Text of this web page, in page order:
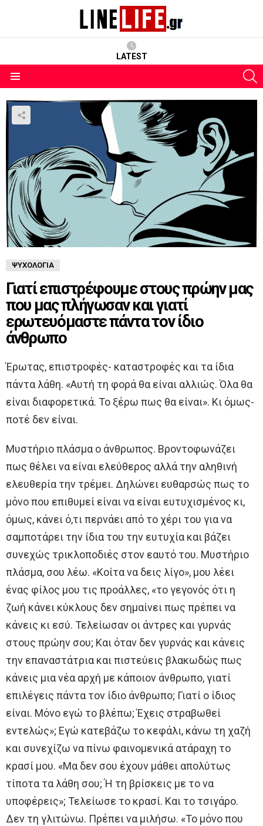
LATEST
ΨΥΧΟΛΟΓΊΑ
Γιατί επιστρέφουμε στους πρώην μας
που μας πλήγωσαν και γιατί
ερωτευόμαστε πάντα τον ίδιο
άνθρωπο
Έρωτας, επιστροφές- καταστροφές και τα ίδια
πάντα λάθη. «Αυτή τη φορά θα είναι αλλιώς. Όλα θα
είναι διαφορετικά. Το ξέρω πως θα είναι». Κι όμως-
ποτέ δεν είναι.
Μυστήριο πλάσμα ο άνθρωπος. Βροντοφωνάζει
πως θέλει να είναι ελεύθερος αλλά την αληθινή
ελευθερία την τρέμει. Δηλώνει ευθαρσώς πως το
μόνο που επιθυμεί είναι να είναι ευτυχισμένος κι,
όμως, κάνει ό,τι περνάει από το χέρι του για να
σαμποτάρει την ίδια του την ευτυχία και βάζει
συνεχώς τρικλοποδιές στον εαυτό του. Μυστήριο
πλάσμα, σου λέω. «Κοίτα να δεις λίγο», μου λέει
ένας φίλος μου τις προάλλες, «το γεγονός ότι η
ζωή κάνει κύκλους δεν σημαίνει πως πρέπει να
κάνεις κι εσύ. Τελείωσαν οι άντρες και γυρνάς
στους πρώην σου; Και όταν δεν γυρνάς και κάνεις
την επαναστάτρια και πιστεύεις βλακωδώς πως
κάνεις μια νέα αρχή με κάποιον άνθρωπο, γιατί
επιλέγεις πάντα τον ίδιο άνθρωπο; Γιατί ο ίδιος
είναι. Μόνο εγώ το βλέπω; Έχεις στραβωθεί
εντελώς»; Εγώ κατεβάζω το κεφάλι, κάνω τη χαζή
και συνεχίζω να πίνω φαινομενικά ατάραχη το
κρασί μου. «Μα δεν σου έχουν μάθει απολύτως
τίποτα τα λάθη σου; Ή τη βρίσκεις με το να
υποφέρεις»; Τελείωσε το κρασί. Και το τσιγάρο.
Δεν τη γλιτώνω. Πρέπει να μιλήσω. «Το μόνο που